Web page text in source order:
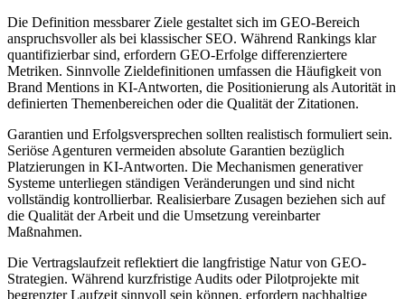
Die Definition messbarer Ziele gestaltet sich im GEO-Bereich
anspruchsvoller als bei klassischer SEO. Während Rankings klar
quantifizierbar sind, erfordern GEO-Erfolge differenziertere
Metriken. Sinnvolle Zieldefinitionen umfassen die Häufigkeit von
Brand Mentions in KI-Antworten, die Positionierung als Autorität in
definierten Themenbereichen oder die Qualität der Zitationen.
Garantien und Erfolgsversprechen sollten realistisch formuliert sein.
Seriöse Agenturen vermeiden absolute Garantien bezüglich
Platzierungen in KI-Antworten. Die Mechanismen generativer
Systeme unterliegen ständigen Veränderungen und sind nicht
vollständig kontrollierbar. Realisierbare Zusagen beziehen sich auf
die Qualität der Arbeit und die Umsetzung vereinbarter
Maßnahmen.
Die Vertragslaufzeit reflektiert die langfristige Natur von GEO-
Strategien. Während kurzfristige Audits oder Pilotprojekte mit
begrenzter Laufzeit sinnvoll sein können, erfordern nachhaltige